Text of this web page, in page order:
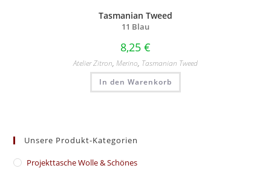
Tasmanian Tweed
11 Blau
8,25 €
Atelier Zitron, Merino, Tasmanian Tweed
In den Warenkorb
Unsere Produkt-Kategorien
​Projekttasche Wolle & Schönes